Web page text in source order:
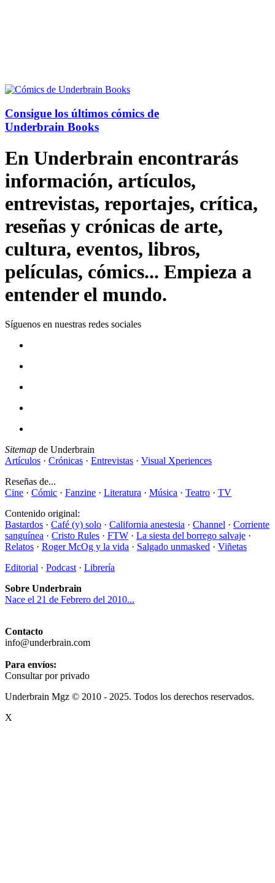
Consigue los últimos cómics de
Underbrain Books
En Underbrain encontrarás
información, artículos,
entrevistas, reportajes, crítica,
reseñas y crónicas de arte,
cultura, eventos, libros,
películas, cómics... Empieza a
entender el mundo.
Síguenos en nuestras redes sociales
Sitemap de Underbrain
Artículos · Crónicas · Entrevistas · Visual Xperiences
Reseñas de...
Cine · Cómic · Fanzine · Literatura · Música · Teatro · TV
Contenido original:
Bastardos · Café (y) solo · California anestesia · Channel · Corriente
sanguínea · Cristo Rules · FTW · La siesta del borrego salvaje ·
Relatos · Roger McOg y la vida · Salgado unmasked · Viñetas
Editorial · Podcast· Librería
Sobre Underbrain
Nace el 21 de Febrero del 2010...
Contacto
info@underbrain.com
Para envíos:
Consultar por privado
Underbrain Mgz © 2010 - 2025. Todos los derechos reservados.
X